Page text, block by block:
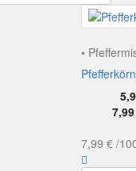
•
7,99 € /